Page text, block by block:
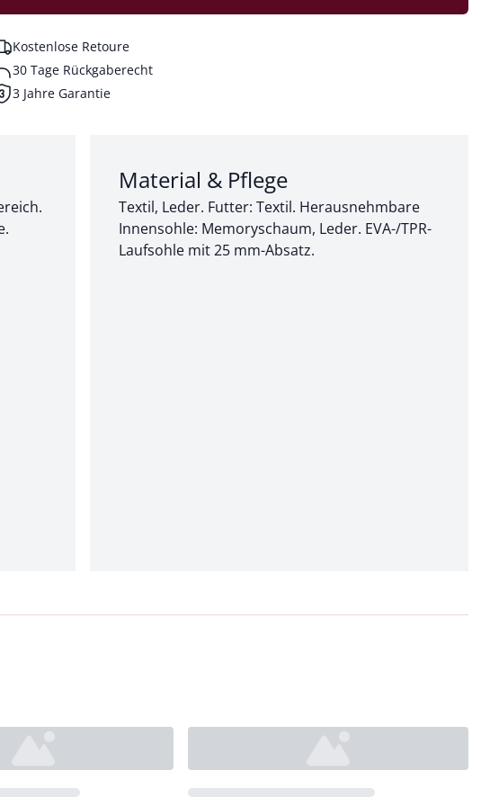
Kostenlose Retoure
30 Tage Rückgaberecht
3 Jahre Garantie
Abschnitt 3 von 3:
Material & Pflege
Textil, Leder. Futter: Textil. Herausnehmbare
Innensohle: Memoryschaum, Leder. EVA-/TPR-
Laufsohle mit 25 mm-Absatz.